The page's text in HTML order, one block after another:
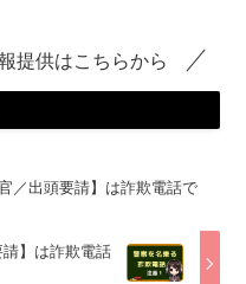
提供はこちらから
／出頭要請】は詐欺電話で
】は詐欺電話